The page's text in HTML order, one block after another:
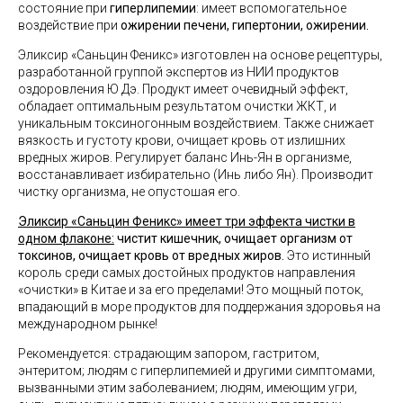
состояние при гиперлипемии: имеет вспомогательное
воздействие при ожирении печени, гипертонии, ожирении.
Эликсир «Саньцин Феникс» изготовлен на основе рецептуры,
разработанной группой экспертов из НИИ продуктов
оздоровления Ю Дэ. Продукт имеет очевидный эффект,
обладает оптимальным результатом очистки ЖКТ, и
уникальным токсиногонным воздействием. Также снижает
вязкость и густоту крови, очищает кровь от излишних
вредных жиров. Регулирует баланс Инь-Ян в организме,
восстанавливает избирательно (Инь либо Ян). Производит
чистку организма, не опустошая его.
Эликсир «Саньцин Феникс» имеет три эффекта чистки в
одном флаконе: чистит кишечник, очищает организм от
токсинов, очищает кровь от вредных жиров. Это истинный
король среди самых достойных продуктов направления
«очистки» в Китае и за его пределами! Это мощный поток,
впадающий в море продуктов для поддержания здоровья на
международном рынке!
Рекомендуется: страдающим запором, гастритом,
энтеритом; людям с гиперлипемией и другими симптомами,
вызванными этим заболеванием; людям, имеющим угри,